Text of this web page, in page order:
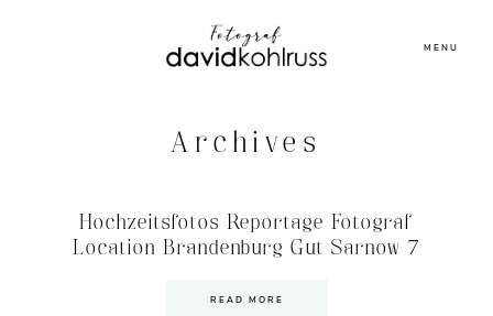
MENU
Archives
Hochzeitsfotos Reportage Fotograf
Location Brandenburg Gut Sarnow 7
READ MORE